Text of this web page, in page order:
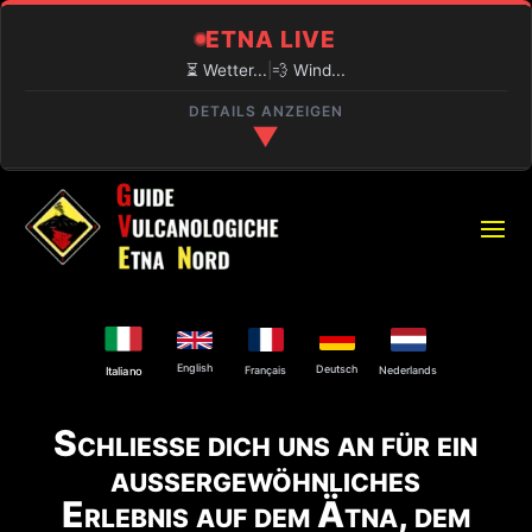
ETNA LIVE
⏳ Wetter... 💨 Wind...
DETAILS ANZEIGEN
▼
🔍 AKTUELLE LAGE
⏳ PIANO PROVENZANA (1800M)
VULKANAKTIVITÄT
Explosive Aktivität am Nordostkrater und an
⚠️
Nur mit autorisiertem Guide.
Italiano English Français Deutsch Nederlands
Schließe dich uns an für ein
außergewöhnliches
Erlebnis auf dem Ätna, dem